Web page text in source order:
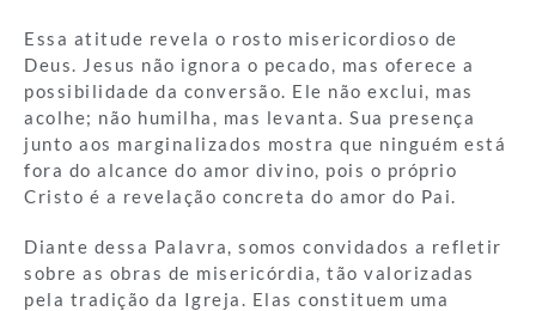
Essa atitude revela o rosto misericordioso de
Deus. Jesus não ignora o pecado, mas oferece a
possibilidade da conversão. Ele não exclui, mas
acolhe; não humilha, mas levanta. Sua presença
junto aos marginalizados mostra que ninguém está
fora do alcance do amor divino, pois o próprio
Cristo é a revelação concreta do amor do Pai.
Diante dessa Palavra, somos convidados a refletir
sobre as obras de misericórdia, tão valorizadas
pela tradição da Igreja. Elas constituem uma